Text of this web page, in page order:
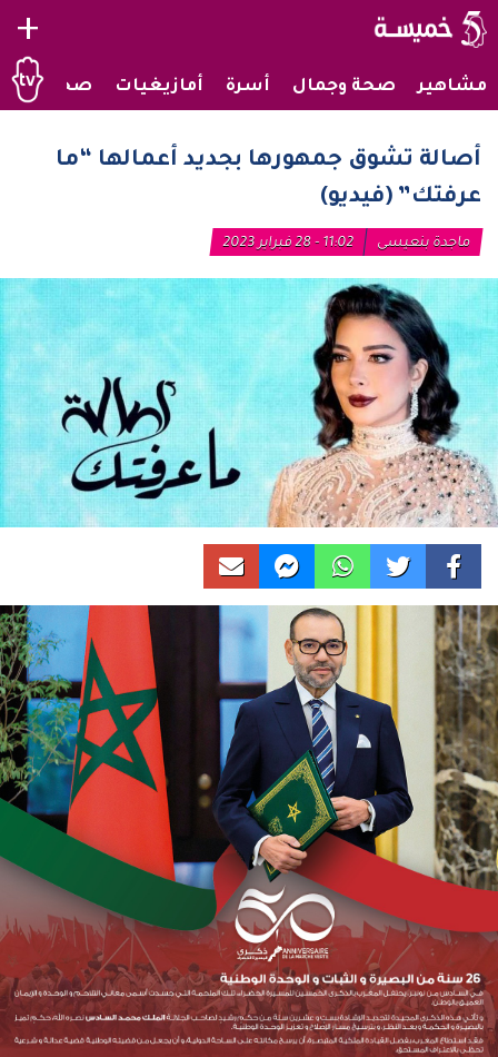
+
مشاهير صحة وجمال أسرة أمازيغيات صحراويات
أصالة تشوق جمهورها بجديد أعمالها “ما
عرفتك” (فيديو)
ماجدة بنعيسى 11:02 - 28 فبراير 2023